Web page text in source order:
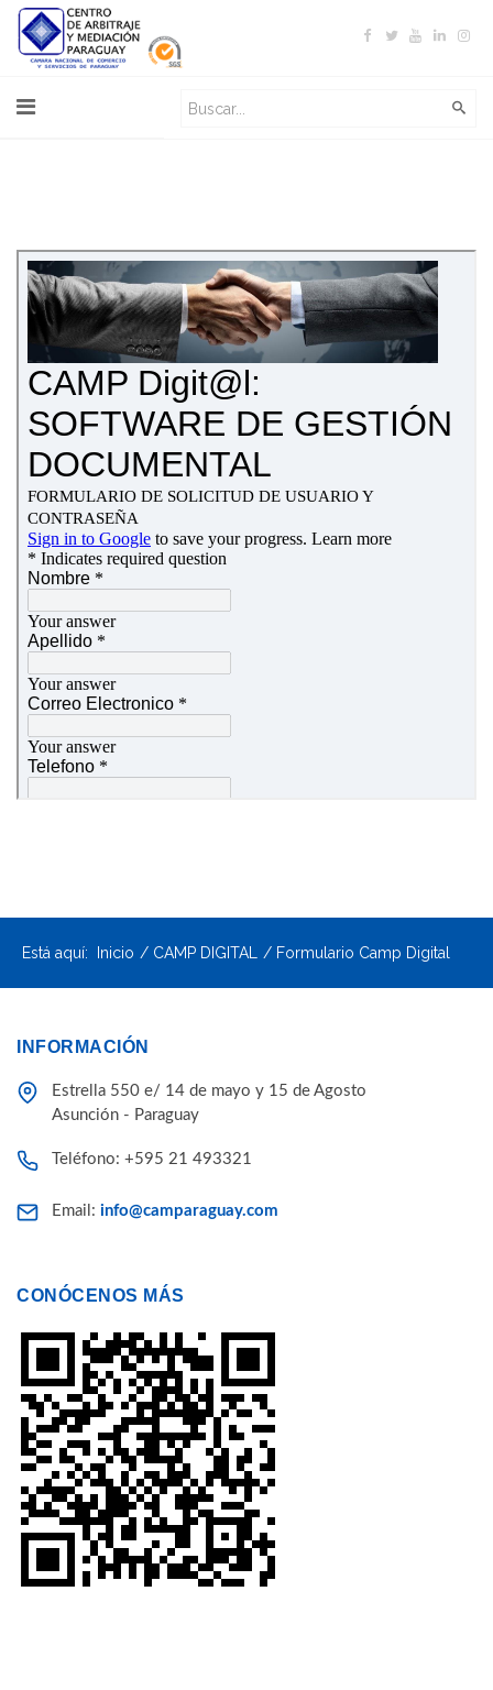
Está aquí: Inicio CAMP DIGITAL Formulario Camp Digital
INFORMACIÓN
Estrella 550 e/ 14 de mayo y 15 de Agosto
Asunción - Paraguay
Teléfono: +595 21 493321
Email: info@camparaguay.com
CONÓCENOS MÁS